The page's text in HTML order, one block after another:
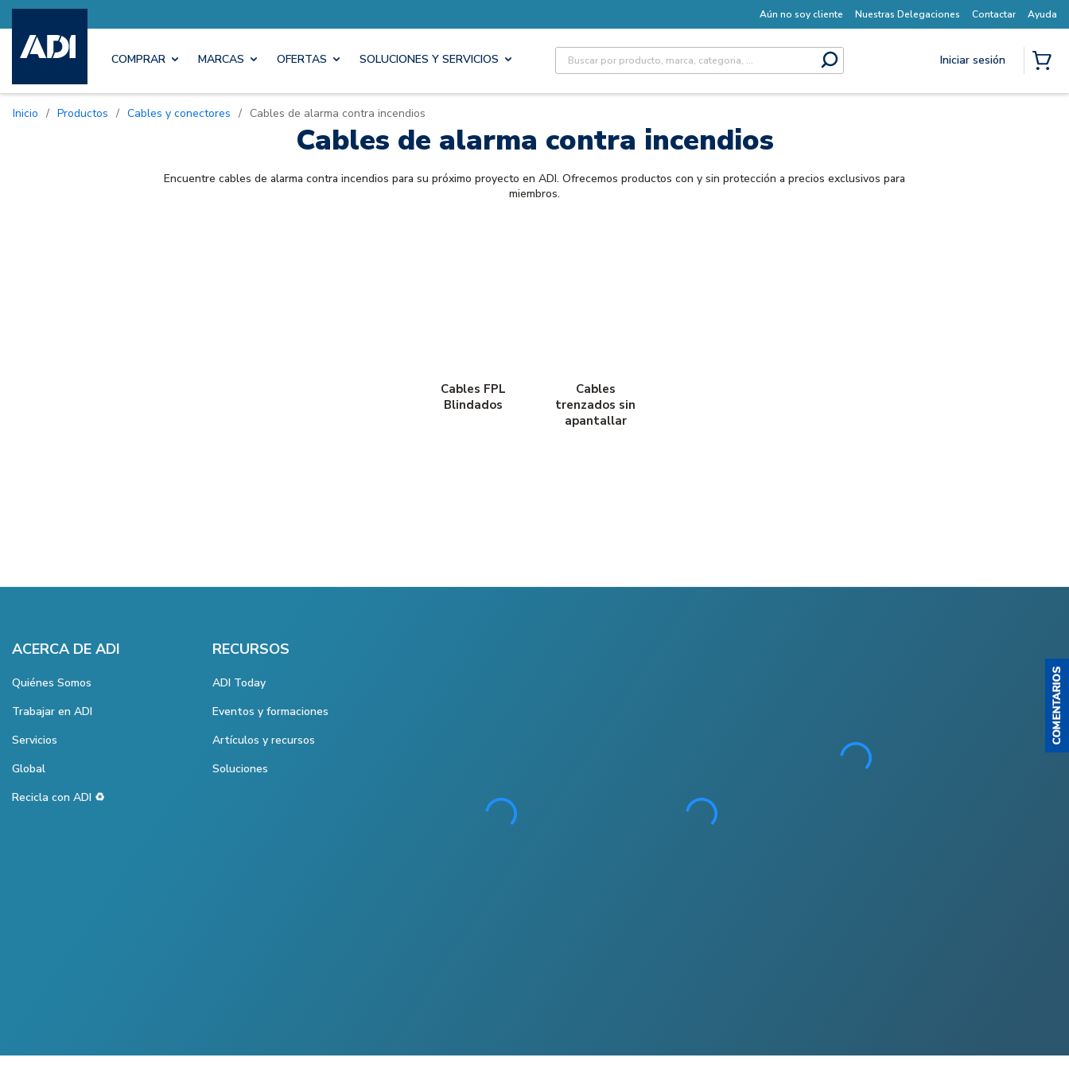
Aún no soy cliente Nuestras Delegaciones Contactar Ayuda
COMPRAR MARCAS OFERTAS SOLUCIONES Y SERVICIOS Site Search
submit search
Iniciar sesión
Inicio / Productos / Cables y conectores / Cables de alarma contra incendios
Cables de alarma contra incendios
Encuentre cables de alarma contra incendios para su próximo proyecto en ADI. Ofrecemos productos con y sin protección a precios exclusivos para
miembros.
Cables FPL
Blindados
Cables
trenzados sin
apantallar
ACERCA DE ADI
Quiénes Somos
Trabajar en ADI
Servicios
Global
Recicla con ADI ♻️
RECURSOS
ADI Today
Eventos y formaciones
Artículos y recursos
Soluciones